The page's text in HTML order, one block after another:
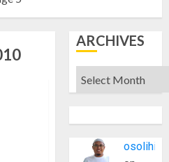
ARCHIVES
Archives
osolihin